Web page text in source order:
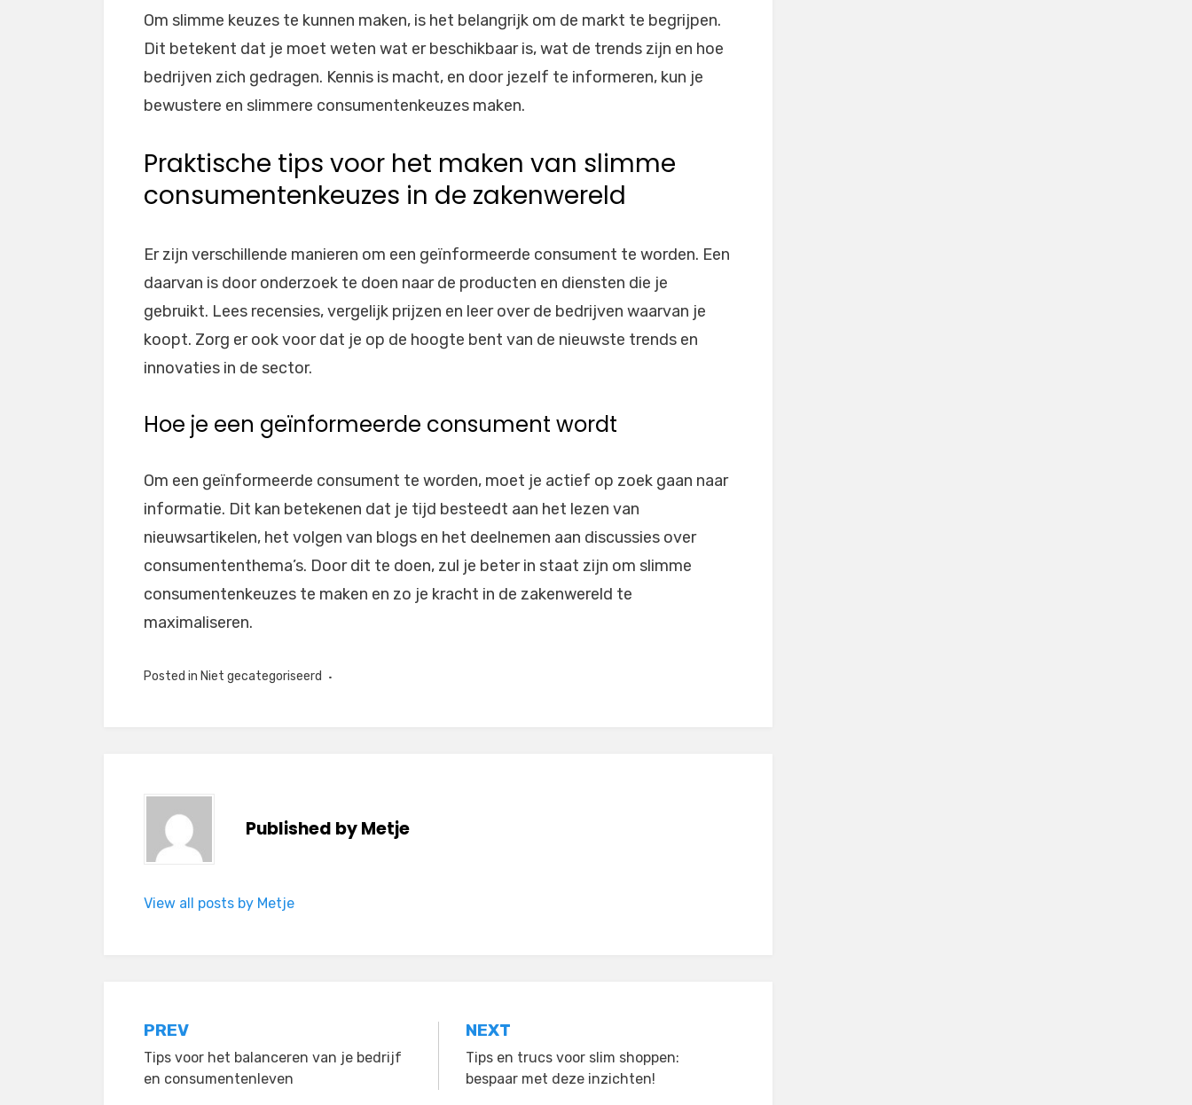
Om slimme keuzes te kunnen maken, is het belangrijk om de markt te begrijpen.
Dit betekent dat je moet weten wat er beschikbaar is, wat de trends zijn en hoe
bedrijven zich gedragen. Kennis is macht, en door jezelf te informeren, kun je
bewustere en slimmere consumentenkeuzes maken.
Praktische tips voor het maken van slimme
consumentenkeuzes in de zakenwereld
Er zijn verschillende manieren om een geïnformeerde consument te worden. Een
daarvan is door onderzoek te doen naar de producten en diensten die je
gebruikt. Lees recensies, vergelijk prijzen en leer over de bedrijven waarvan je
koopt. Zorg er ook voor dat je op de hoogte bent van de nieuwste trends en
innovaties in de sector.
Hoe je een geïnformeerde consument wordt
Om een geïnformeerde consument te worden, moet je actief op zoek gaan naar
informatie. Dit kan betekenen dat je tijd besteedt aan het lezen van
nieuwsartikelen, het volgen van blogs en het deelnemen aan discussies over
consumententhema’s. Door dit te doen, zul je beter in staat zijn om slimme
consumentenkeuzes te maken en zo je kracht in de zakenwereld te
maximaliseren.
Posted in Niet gecategoriseerd
Published byMetje
View all posts by Metje
Post
navigation
PREV
Tips voor het balanceren van je bedrijf
en consumentenleven
NEXT
Tips en trucs voor slim shoppen:
bespaar met deze inzichten!